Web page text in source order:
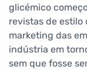
glicémico
revistas de estilo
marketing das
indústria em
sem que fosse